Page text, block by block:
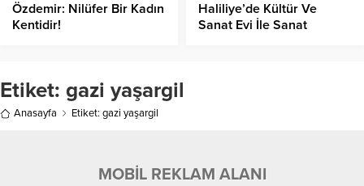
Özdemir: Nilüfer Bir Kadın
Kentidir!
Haliliye’de Kültür Ve
Sanat Evi İle Sanat
Etiket: gazi yaşargil
Anasayfa Etiket: gazi yaşargil
MOBİL REKLAM ALANI